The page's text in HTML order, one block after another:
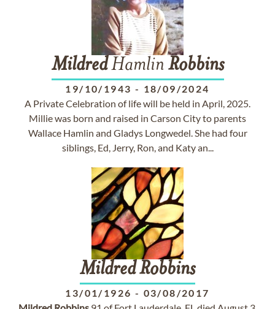
MildredHamlin Robbins
19/10/1943 - 18/09/2024
A Private Celebration of life will be held in April, 2025.
Millie was born and raised in Carson City to parents
Wallace Hamlin and Gladys Longwedel. She had four
siblings, Ed, Jerry, Ron, and Katy an...
MildredRobbins
13/01/1926 - 03/08/2017